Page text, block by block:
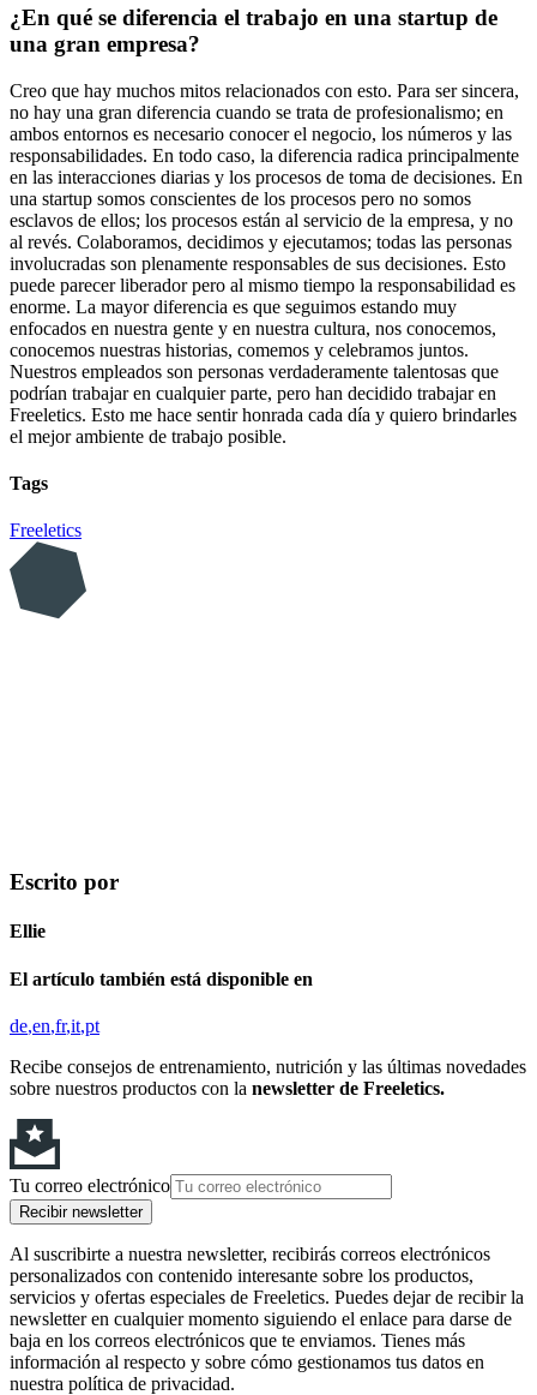
¿En qué se diferencia el trabajo en una startup de
una gran empresa?
Creo que hay muchos mitos relacionados con esto. Para ser sincera,
no hay una gran diferencia cuando se trata de profesionalismo; en
ambos entornos es necesario conocer el negocio, los números y las
responsabilidades. En todo caso, la diferencia radica principalmente
en las interacciones diarias y los procesos de toma de decisiones. En
una startup somos conscientes de los procesos pero no somos
esclavos de ellos; los procesos están al servicio de la empresa, y no
al revés. Colaboramos, decidimos y ejecutamos; todas las personas
involucradas son plenamente responsables de sus decisiones. Esto
puede parecer liberador pero al mismo tiempo la responsabilidad es
enorme. La mayor diferencia es que seguimos estando muy
enfocados en nuestra gente y en nuestra cultura, nos conocemos,
conocemos nuestras historias, comemos y celebramos juntos.
Nuestros empleados son personas verdaderamente talentosas que
podrían trabajar en cualquier parte, pero han decidido trabajar en
Freeletics. Esto me hace sentir honrada cada día y quiero brindarles
el mejor ambiente de trabajo posible.
Tags
Freeletics
Escrito por
Ellie
El artículo también está disponible en
de en fr it pt
Recibe consejos de entrenamiento, nutrición y las últimas novedades
sobre nuestros productos con la newsletter de Freeletics.
Tu correo electrónico
Recibir newsletter
Al suscribirte a nuestra newsletter, recibirás correos electrónicos
personalizados con contenido interesante sobre los productos,
servicios y ofertas especiales de Freeletics. Puedes dejar de recibir la
newsletter en cualquier momento siguiendo el enlace para darse de
baja en los correos electrónicos que te enviamos. Tienes más
información al respecto y sobre cómo gestionamos tus datos en
nuestra política de privacidad.